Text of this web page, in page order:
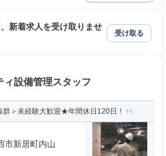
新着求人を受け取りませ
受け取る
設備管理スタッフ
群＞未経験大歓迎★年間休日120日！
市新居町内山